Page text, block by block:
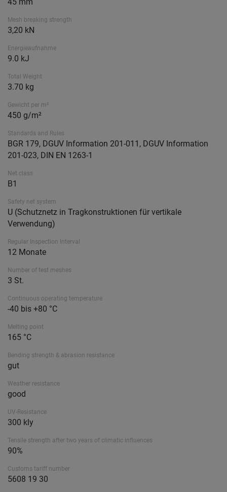
45 mm
Mesh breaking strength
3,20 kN
Energieaufnahme
9.0 kJ
Total Weight
3.70 kg
Gewicht per m²
450 g/m²
Standards and Rules
BGR 179, DGUV Information 201-011, DGUV Information
201-023, DIN EN 1263-1
Net class
B1
Safety net system
U (Schutznetz in Tragkonstruktionen für vertikale
Verwendung)
Regular Inspection Interval
12 Monate
Number of test meshes
3 St.
Continuous operating temperature
-40 bis +80 °C
Melting point
165 °C
Bending strength & abrasion resistance
gut
Weather resistance
good
UV-Resistance
300 kly
Tensile strength after two years of climatic influences
90%
Customs tariff number
5608 19 30